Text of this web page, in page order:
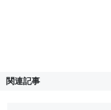
関連記事